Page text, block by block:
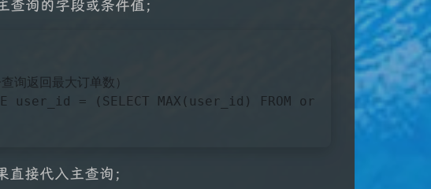
询的字段或条件值；
询返回最大订单数）
user_id = ( SELECT MAX (user_id) FROM
or
接代入主查询；